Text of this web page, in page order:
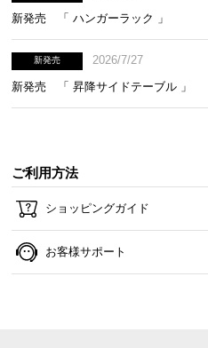
新発売 「 ハンガーラック 」
新発売
2026/7/27
新発売 「 昇降サイドテーブル 」
ご利用方法
ショッピングガイド
お客様サポート